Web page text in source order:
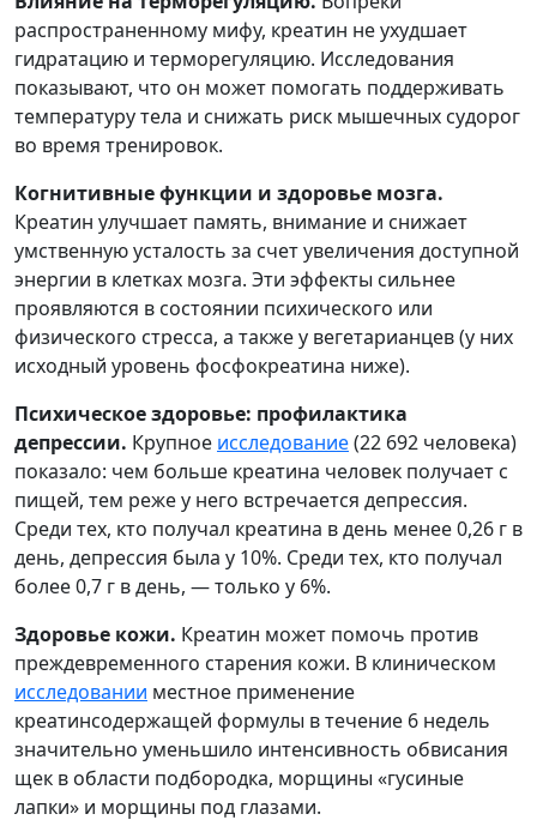
распространенному мифу, креатин не ухудшает
гидратацию и терморегуляцию. Исследования
показывают, что он может помогать поддерживать
температуру тела и снижать риск мышечных судорог
во время тренировок.
Когнитивные функции и здоровье мозга.
Креатин улучшает память, внимание и снижает
умственную усталость за счет увеличения доступной
энергии в клетках мозга. Эти эффекты сильнее
проявляются в состоянии психического или
физического стресса, а также у вегетарианцев (у них
исходный уровень фосфокреатина ниже).
Психическое здоровье: профилактика
депрессии. Крупное исследование(22 692 человека)
показало: чем больше креатина человек получает с
пищей, тем реже у него встречается депрессия.
Среди тех, кто получал креатина в день менее 0,26 г в
день, депрессия была у 10%. Среди тех, кто получал
более 0,7 г в день, — только у 6%.
Здоровье кожи. Креатин может помочь против
преждевременного старения кожи. В клиническом
исследовании местное применение
креатинсодержащей формулы в течение 6 недель
значительно уменьшило интенсивность обвисания
щек в области подбородка, морщины «гусиные
лапки» и морщины под глазами.